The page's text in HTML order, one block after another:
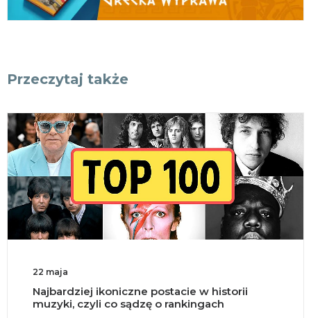
Przeczytaj także
22 maja
Najbardziej ikoniczne postacie w historii
muzyki, czyli co sądzę o rankingach